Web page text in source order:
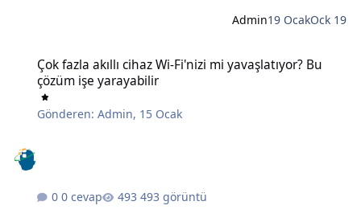
Admin19 OcakOck 19
Çok fazla akıllı cihaz Wi-Fi'nizi mi yavaşlatıyor? Bu
çözüm işe yarayabilir
Gönderen:Admin, 15 Ocak
0 cevap 493 görüntü